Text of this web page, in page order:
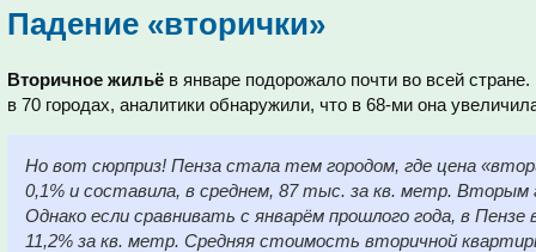
Падение «вторички»
Вторичное жильё в январе подорожало почти во всей
в 70 городах, аналитики обнаружили, что в 68-ми она
Но вот сюрприз! Пенза стала тем городом, где цена
0,1% и составила, в среднем, 87 тыс. за кв. метр. Вторым
Однако если сравнивать с январём прошлого года, в
11,2% за кв. метр. Средняя стоимость вторичной